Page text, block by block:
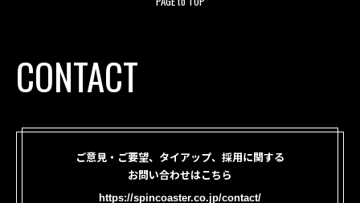
CONTACT
ご意見・ご要望、タイアップ、採用に関する
お問い合わせはこちら
https://spincoaster.co.jp/contact/